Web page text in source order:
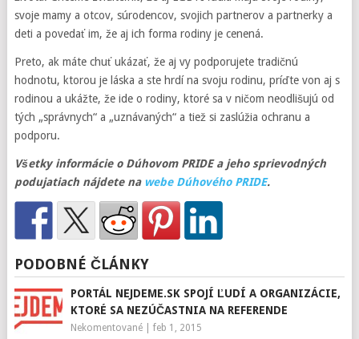
svoje mamy a otcov, súrodencov, svojich partnerov a partnerky a
deti a povedať im, že aj ich forma rodiny je cenená.
Preto, ak máte chuť ukázať, že aj vy podporujete tradičnú
hodnotu, ktorou je láska a ste hrdí na svoju rodinu, príďte von aj s
rodinou a ukážte, že ide o rodiny, ktoré sa v ničom neodlišujú od
tých „správnych“ a „uznávaných“ a tiež si zaslúžia ochranu a
podporu.
Všetky informácie o Dúhovom PRIDE a jeho sprievodných
podujatiach nájdete na webe Dúhového PRIDE.
PODOBNÉ ČLÁNKY
PORTÁL NEJDEME.SK SPOJÍ ĽUDÍ A ORGANIZÁCIE,
KTORÉ SA NEZÚČASTNIA NA REFERENDE
Nekomentované| feb 1, 2015